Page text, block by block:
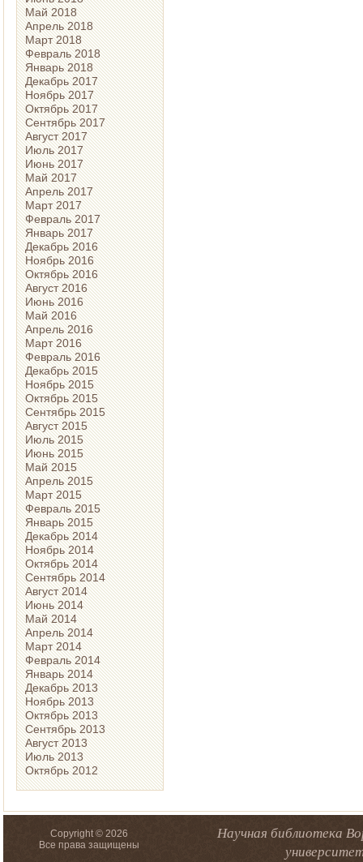
Май 2018
Апрель 2018
Март 2018
Февраль 2018
Январь 2018
Декабрь 2017
Ноябрь 2017
Октябрь 2017
Сентябрь 2017
Август 2017
Июль 2017
Июнь 2017
Май 2017
Апрель 2017
Март 2017
Февраль 2017
Январь 2017
Декабрь 2016
Ноябрь 2016
Октябрь 2016
Август 2016
Июнь 2016
Май 2016
Апрель 2016
Март 2016
Февраль 2016
Декабрь 2015
Ноябрь 2015
Октябрь 2015
Сентябрь 2015
Август 2015
Июль 2015
Июнь 2015
Май 2015
Апрель 2015
Март 2015
Февраль 2015
Январь 2015
Декабрь 2014
Ноябрь 2014
Октябрь 2014
Сентябрь 2014
Август 2014
Июнь 2014
Май 2014
Апрель 2014
Март 2014
Февраль 2014
Январь 2014
Декабрь 2013
Ноябрь 2013
Октябрь 2013
Сентябрь 2013
Август 2013
Июль 2013
Октябрь 2012
Copyright © 2026
Все права защищены
Научная библиотека